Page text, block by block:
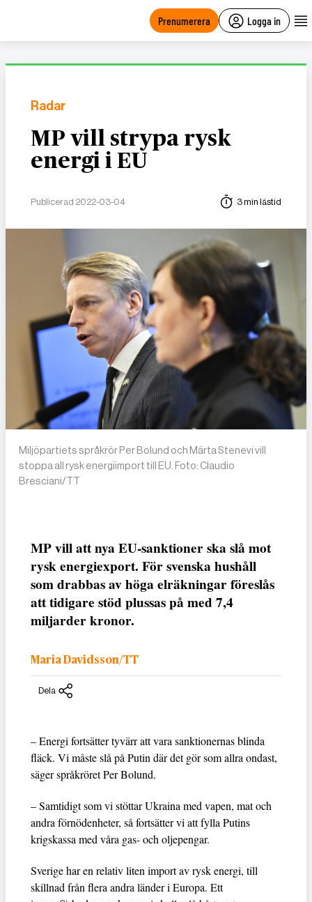
Prenumerera Logga in
Radar
MP vill strypa rysk
energi i EU
Publicerad 2022-03-04 3 min lästid
Miljöpartiets språkrör Per Bolund och Märta Stenevi vill
stoppa all rysk energiimport till EU. Foto: Claudio
Bresciani/TT
MP vill att nya EU-sanktioner ska slå mot
rysk energiexport. För svenska hushåll
som drabbas av höga elräkningar föreslås
att tidigare stöd plussas på med 7,4
miljarder kronor.
Maria Davidsson/TT
Dela
– Energi fortsätter tyvärr att vara sanktionernas blinda
fläck. Vi måste slå på Putin där det gör som allra ondast,
säger språkröret Per Bolund.
– Samtidigt som vi stöttar Ukraina med vapen, mat och
andra förnödenheter, så fortsätter vi att fylla Putins
krigskassa med våra gas- och oljepengar.
Sverige har en relativ liten import av rysk energi, till
skillnad från flera andra länder i Europa. Ett